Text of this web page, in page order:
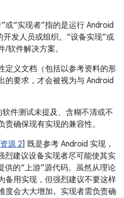
或“实现者”指的是运行 Android
开发人员或组织。“设备实现”或
/软件解决方案。
定义文档（包括以参考资料的形
的要求，才会被视为与 Android
软件测试未提及、含糊不清或不
确保现有实现的兼容性。
资源 2] 既是参考 Android 实现，
烈建议设备实现者尽可能使其实
供的“上游”源代码。虽然从理论
备用实现，但强烈建议不要这样
度会大大增加。实现者需负责确